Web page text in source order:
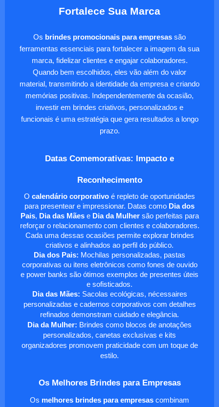
Fortalece Sua Marca
Os brindes promocionais para empresas são
ferramentas essenciais para fortalecer a imagem da sua
marca, fidelizar clientes e engajar colaboradores.
Quando bem escolhidos, eles vão além do valor
material, transmitindo a identidade da empresa e criando
memórias positivas. Independentemente da ocasião,
investir em brindes criativos, personalizados e
funcionais é uma estratégia que gera resultados a longo
prazo.
Datas Comemorativas: Impacto e
Reconhecimento
O calendário corporativo é repleto de oportunidades
para presentear e impressionar. Datas como Dia dos
Pais, Dia das Mãese Dia da Mulhersão perfeitas para
reforçar o relacionamento com clientes e colaboradores.
Cada uma dessas ocasiões permite explorar brindes
criativos e alinhados ao perfil do público.
Dia dos Pais: Mochilas personalizadas, pastas
corporativas ou itens eletrônicos como fones de ouvido
e power banks são ótimos exemplos de presentes úteis
e sofisticados.
Dia das Mães: Sacolas ecológicas, nécessaires
personalizadas e cadernos corporativos com detalhes
refinados demonstram cuidado e elegância.
Dia da Mulher: Brindes como blocos de anotações
personalizados, canetas exclusivas e kits
organizadores promovem praticidade com um toque de
estilo.
Os Melhores Brindes para Empresas
Os melhores brindes para empresas combinam